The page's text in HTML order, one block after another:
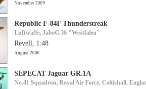
November 2009
Republic F-84F Thunderstreak
Luftwaffe, JaboG 36 "Westfalen"
Revell, 1:48
August 2006
SEPECAT Jaguar GR.1A
No.41 Squadron, Royal Air Force, Coltishall,